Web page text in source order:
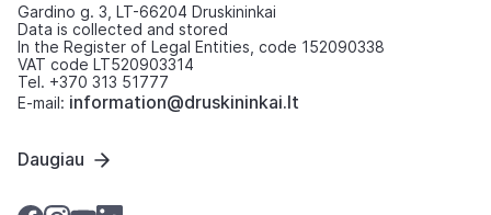
Gardino g. 3, LT-66204 Druskininkai
Data is collected and stored
In the Register of Legal Entities, code 152090338
VAT code LT520903314
Tel. +370 313 51777
E-mail: information@druskininkai.lt
Daugiau